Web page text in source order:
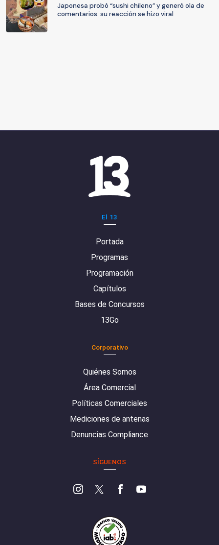
Japonesa probó “sushi chileno” y generó ola de
comentarios: su reacción se hizo viral
El 13
Portada
Programas
Programación
Capítulos
Bases de Concursos
13Go
Corporativo
Quiénes Somos
Área Comercial
Políticas Comerciales
Mediciones de antenas
Denuncias Compliance
SÍGUENOS